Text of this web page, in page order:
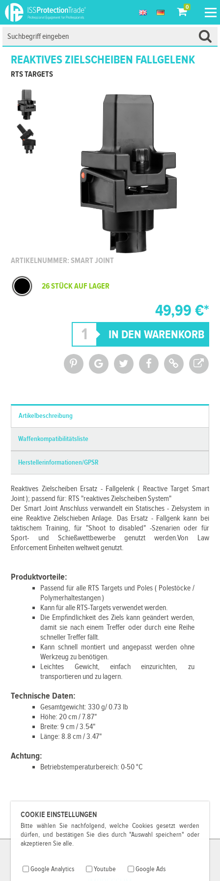
COOKIE EINSTELLUNGEN
Bitte wählen Sie nachfolgend, welche Cookies gesetzt werden
dürfen, und bestätigen Sie dies durch "Auswahl speichern" oder
akzeptieren Sie alle.
Google Analytics Youtube Google Ads
0
REAKTIVES ZIELSCHEIBEN FALLGELENK
RTS TARGETS
ARTIKELNUMMER: SMART JOINT
26 STÜCK AUF LAGER
49,99 €*
Artikelbeschreibung
Waffenkompatibilitätsliste
Herstellerinformationen/GPSR
Reaktives Zielscheiben Ersatz - Fallgelenk ( Reactive Target Smart
Joint ); passend für: RTS "reaktives Zielscheiben System"
Der Smart Joint Anschluss verwandelt ein Statisches - Zielsystem in
eine Reaktive Zielschieben Anlage. Das Ersatz - Fallgenk kann bei
taktischem Training, für "Shoot to disabled" -Szenarien oder für
Sport- und Schießwettbewerbe genutzt werden.Von Law
Enforcement Einheiten weltweit genutzt.
Produktvorteile:
Passend für alle RTS Targets und Poles ( Polestöcke /
Polymerhaltestangen )
Kann für alle RTS-Targets verwendet werden.
Die Empfindlichkeit des Ziels kann geändert werden,
damit sie nach einem Treffer oder durch eine Reihe
schneller Treffer fällt.
Kann schnell montiert und angepasst werden ohne
Werkzeug zu benötigen.
Leichtes Gewicht, einfach einzurichten, zu
transportieren und zu lagern.
Technische Daten:
Gesamtgewicht: 330 g/ 0.73 lb
Höhe: 20 cm / 7.87"
Breite: 9 cm / 3.54"
Länge: 8.8 cm / 3.47"
Achtung:
Betriebstemperaturbereich: 0-50 °C